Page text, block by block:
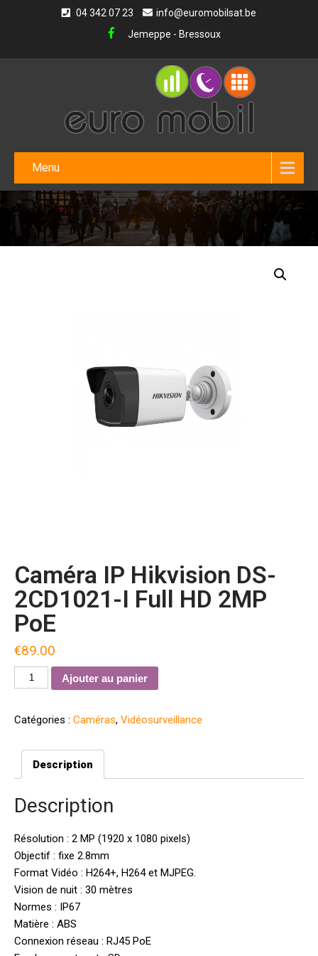
04 342 07 23
info@euromobilsat.be
Jemeppe - Bressoux
Menu
Caméra IP Hikvision DS-
2CD1021-I Full HD 2MP
PoE
€89.00
quantité
de
IP
2CD1021-
Full
2MP
PoE
Ajouter au panier
Catégories : Caméras, Vidéosurveillance
Description
Description
Résolution : 2 MP (1920 x 1080 pixels)
Objectif : fixe 2.8mm
Format Vidéo : H264+, H264 et MJPEG.
Vision de nuit : 30 mètres
Normes : IP67
Matière : ABS
Connexion réseau : RJ45 PoE